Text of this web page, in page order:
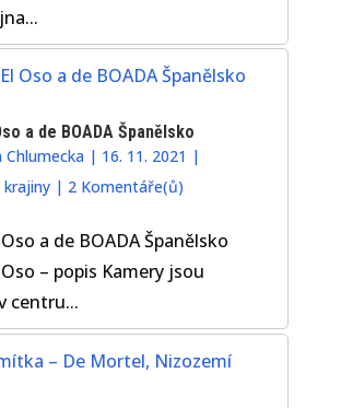
a de BOADA Španělsko
Chlumecka | 16. 11. 2021 |
krajiny | 2 Komentáře(ů)
a de BOADA Španělsko
– popis Kamery jsou
centru...